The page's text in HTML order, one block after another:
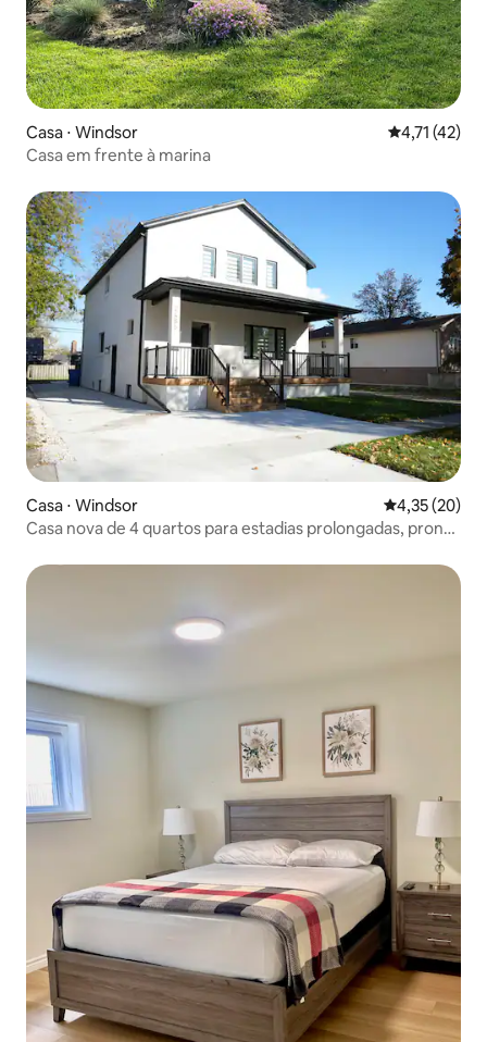
Casa ⋅ Windsor 4,71 de uma
4,71 (42)
Casa em frente à marina
Casa ⋅ Windsor 4,35 de uma
4,35 (20)
Casa nova de 4 quartos para estadias prolongadas, pronta